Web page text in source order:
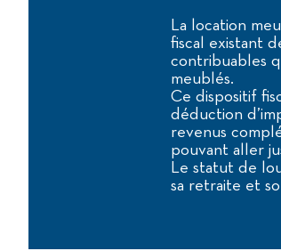
La location
fiscal existant
contribuables
meublés.
Ce dispositif
déduction
revenus
pouvant aller
Le statut de
sa retraite et